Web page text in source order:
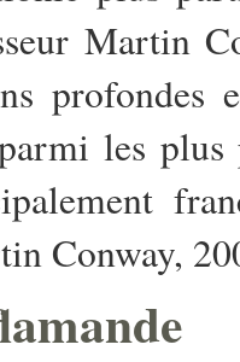
Martin
profondes
les plus
Conway,